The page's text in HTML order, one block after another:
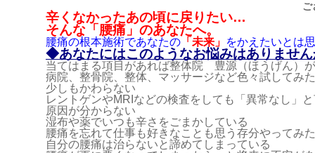
ご
辛くなかったあの頃に戻りたい…
そんな「腰痛」のあなたへ。
腰痛の根本施術であなたの 「未来」 をかえたいとは
◆あなたにはこのようなお悩みはありませ
当てはまる項目があれば整体院 豊源（ほうげん）
病院、整骨院、整体、マッサージなど色々試してみ
少しもかわらない
レントゲンやMRIなどの検査をしても「異常なし」
原因が分からない
湿布や薬でいつも辛さをごまかしている
腰痛を忘れて仕事も好きなことも思う存分やってみ
自分の腰痛は治らないと諦めてしまっている